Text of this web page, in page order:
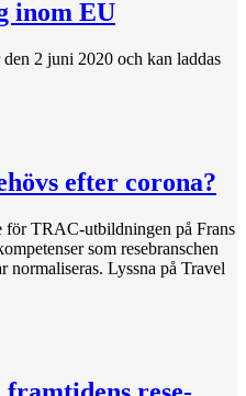
inom EU
2 juni 2020 och kan laddas
efter corona?
för TRAC-utbildningen på Frans
som resebranschen
normaliseras. Lyssna på Travel